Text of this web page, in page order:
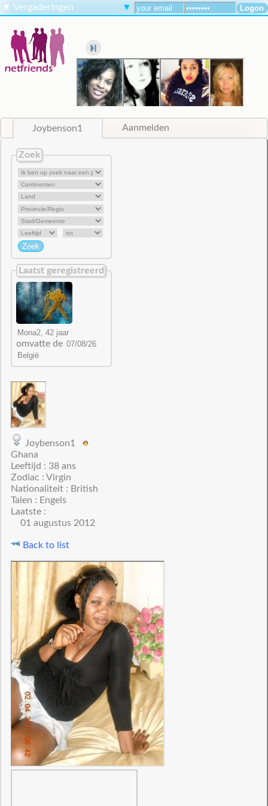
▼ Vergaderingen ▼
Joybenson1 Aanmelden
Zoek
Laatst geregistreerd
omvatte de
Joybenson1
Ghana
Leeftijd : 38 ans
Zodiac : Virgin
Nationaliteit : British
Talen : Engels
Laatste :
01 augustus 2012
Back to list